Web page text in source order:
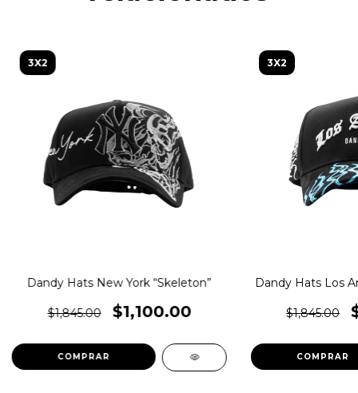
3X2
Dandy Hats New York “Skeleton”
$1,845.00 $1,100.00
3X2
Dandy Hats Los
$1,845.00